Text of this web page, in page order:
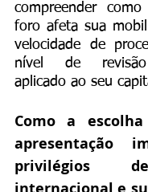
compreender
foro afeta sua
velocidade de
nível de revisão
aplicado ao seu
Como a
apresentação
privilégios